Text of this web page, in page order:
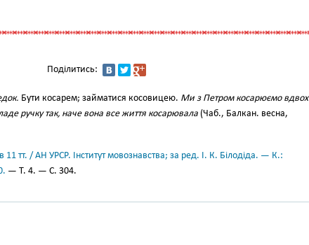
Поділитись:
Бути косарем; займатися косовицею. Ми з Петром косарюємо вдвох
ручку так, наче вона все життя косарювала (Чаб., Балкан. весна,
11 тт. / АН УРСР. Інститут мовознавства; за ред. І. К. Білодіда. — К.:
— Т. 4. — С. 304.